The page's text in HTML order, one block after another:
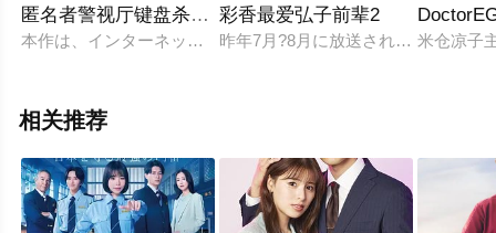
匿名者警视厅键盘杀人对策室
本作は、インターネットの誹謗中傷や炎上などをきっかけに
彩香最爱弘子前辈2
昨年7月?8月に放送されていた加藤
米仓凉子
相关推荐